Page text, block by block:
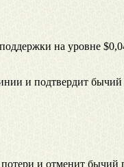
на уровне
и подтвердит
и отменит бычий